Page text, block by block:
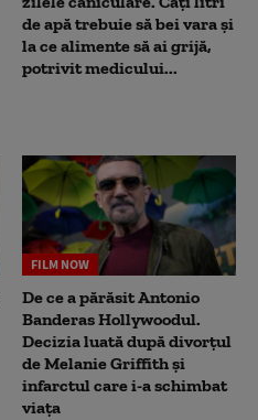
de apă trebuie să bei vara și
la ce alimente să ai grijă,
potrivit medicului...
FILM NOW
De ce a părăsit Antonio
Banderas Hollywoodul.
Decizia luată după divorțul
de Melanie Griffith și
infarctul care i-a schimbat
viața